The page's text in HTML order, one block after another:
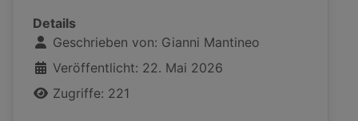
Details
Geschrieben von: Gianni Mantineo
Veröffentlicht: 22. Mai 2026
Zugriffe: 221